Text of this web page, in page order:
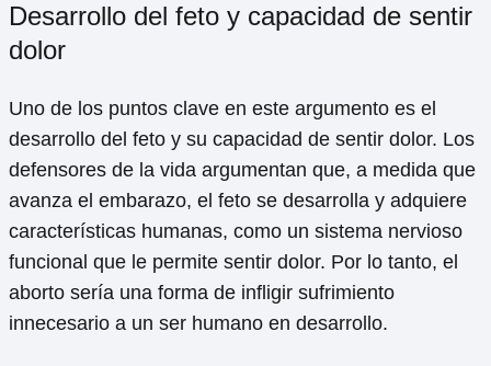
Desarrollo del feto y capacidad de sentir
dolor
Uno de los puntos clave en este argumento es el
desarrollo del feto y su capacidad de sentir dolor. Los
defensores de la vida argumentan que, a medida que
avanza el embarazo, el feto se desarrolla y adquiere
características humanas, como un sistema nervioso
funcional que le permite sentir dolor. Por lo tanto, el
aborto sería una forma de infligir sufrimiento
innecesario a un ser humano en desarrollo.